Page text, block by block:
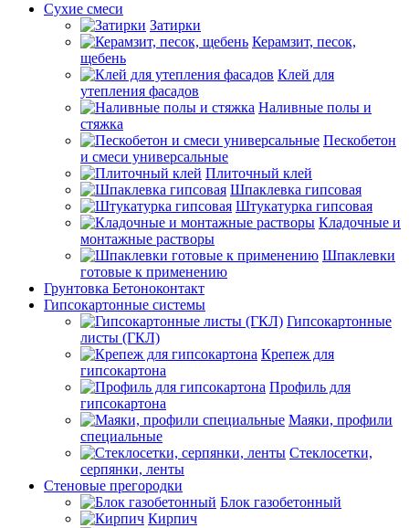
Сухие смеси
Затирки
Керамзит, песок,
щебень
Клей для
утепления фасадов
Наливные полы и
стяжка
Пескобетон
и смеси универсальные
Плиточный клей
Шпаклевка гипсовая
Штукатурка гипсовая
Кладочные и
монтажные растворы
Шпаклевки
готовые к применению
Грунтовка Бетоноконтакт
Гипсокартонные системы
Гипсокартонные
листы (ГКЛ)
Крепеж для
гипсокартона
Профиль для
гипсокартона
Маяки, профили
специальные
Стеклосетки,
серпянки, ленты
Стеновые прегородки
Блок газобетонный
Кирпич